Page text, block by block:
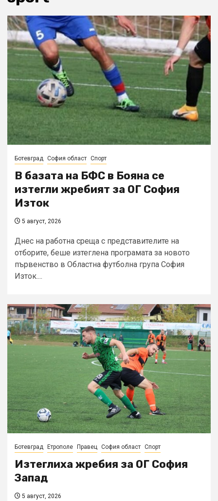
Ботевград София област Спорт
В базата на БФС в Бояна се
изтегли жребият за ОГ София
Изток
5 август, 2026
Днес на работна среща с представителите на
отборите, беше изтеглена програмата за новото
първенство в Областна футболна група София
Изток....
Ботевград Етрополе Правец София област Спорт
Изтеглиха жребия за ОГ София
Запад
5 август, 2026